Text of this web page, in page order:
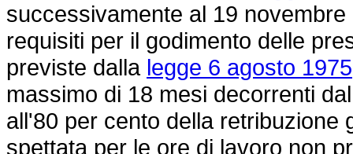
successivamente al 19
requisiti per il godimento delle
previste dalla legge 6 agosto
massimo di 18 mesi decorrenti
all'80 per cento della retribuzione
spettata per le ore di lavoro non